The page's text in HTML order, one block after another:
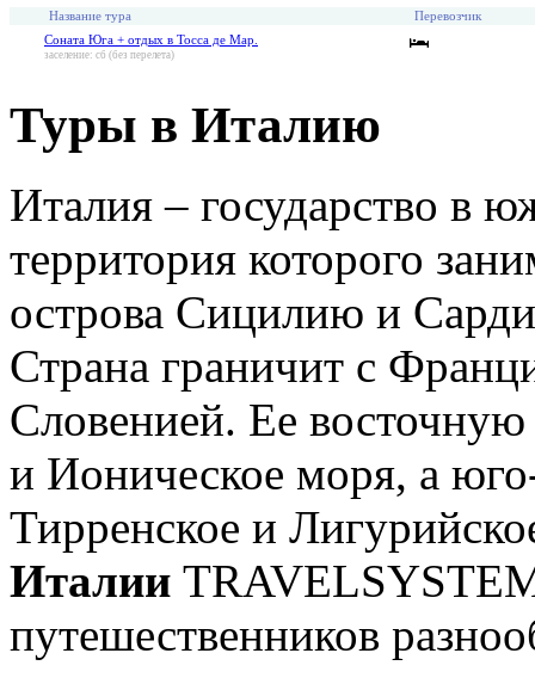
Название тура Перевозчик
Соната Юга + отдых в Тосса де Мар.
заселение: сб (без перелета)
Туры в Италию
Италия – государство в
территория которого
острова Сицилию и
Страна граничит с
Словенией. Ее
и Ионическое моря, а
Тирренское и
Италии
путешественников